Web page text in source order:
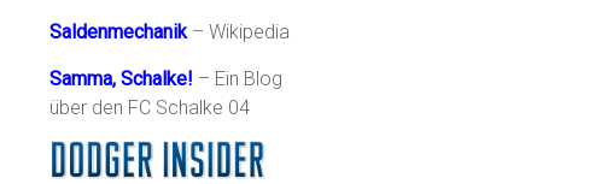
Saldenmechanik– Wikipedia
Samma, Schalke! – Ein Blog
über den FC Schalke 04